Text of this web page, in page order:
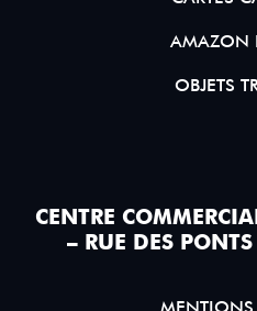
AMAZON
OBJETS
CENTRE
– RUE DES